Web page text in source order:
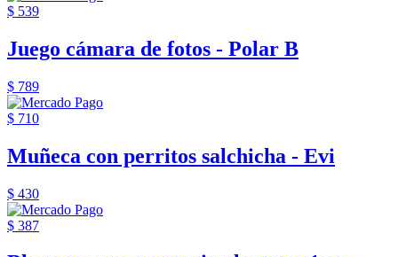
$ 539
Juego cámara de fotos - Polar B
$ 789
$ 710
Muñeca con perritos salchicha - Evi
$ 430
$ 387